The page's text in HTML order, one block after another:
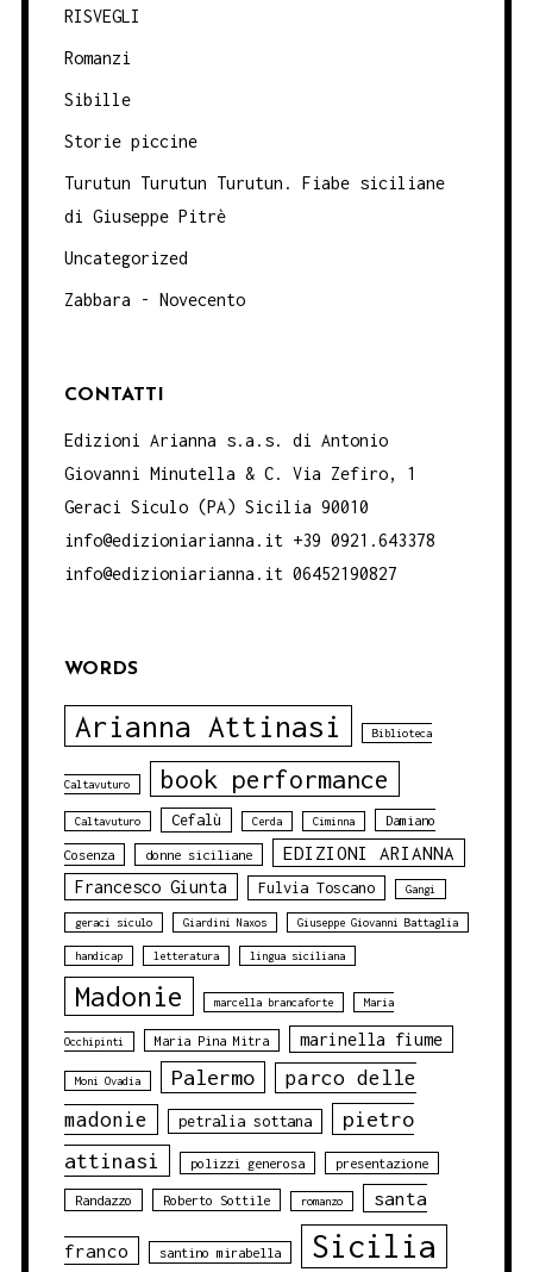
RISVEGLI
Romanzi
Sibille
Storie piccine
Turutun Turutun Turutun. Fiabe siciliane
di Giuseppe Pitrè
Uncategorized
Zabbara - Novecento
CONTATTI
Edizioni Arianna s.a.s. di Antonio
Giovanni Minutella & C. Via Zefiro, 1
Geraci Siculo (PA) Sicilia 90010
info@edizioniarianna.it +39 0921.643378
info@edizioniarianna.it 06452190827
WORDS
Arianna Attinasi Biblioteca
Caltavuturo book performance
Caltavuturo Cefalù Cerda Ciminna Damiano
Cosenza donne siciliane EDIZIONI ARIANNA
Francesco Giunta Fulvia Toscano Gangi
geraci siculo Giardini Naxos Giuseppe Giovanni Battaglia
handicap letteratura lingua siciliana
Madonie marcella brancaforte Maria
Occhipinti Maria Pina Mitra marinella fiume
Moni Ovadia Palermo
parco delle
madonie
petralia sottana
pietro
attinasi
polizzi generosa presentazione
Randazzo Roberto Sottile romanzo santa
franco santino mirabella Sicilia